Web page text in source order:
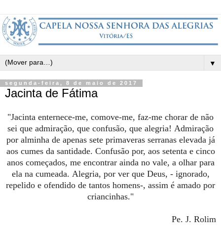
▼
segunda-feira, 8 de maio de 2017
Jacinta de Fátima
"Jacinta enternece-me, comove-me, faz-me chorar de não
sei que admiração, que confusão, que alegria! Admiração
por alminha de apenas sete primaveras serranas elevada já
aos cumes da santidade. Confusão por, aos setenta e cinco
anos começados, me encontrar ainda no vale, a olhar para
ela na cumeada. Alegria, por ver que Deus, - ignorado,
repelido e ofendido de tantos homens-, assim é amado por
criancinhas."
Pe. J. Rolim